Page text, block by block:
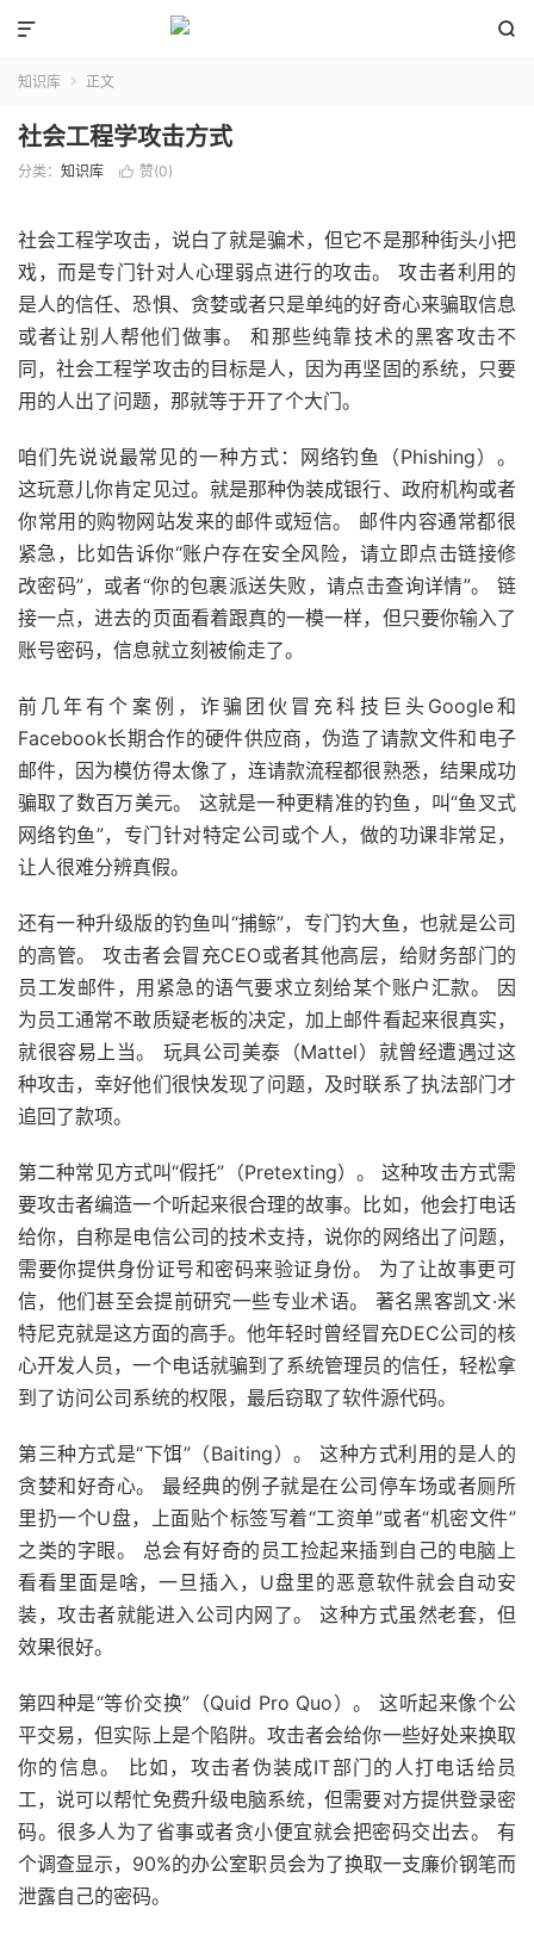


知识库  正文
社会工程学攻击方式
分类： 知识库  赞(0)
社会工程学攻击，说白了就是骗术，但它不是那种街头小把
戏，而是专门针对人心理弱点进行的攻击。 攻击者利用的
是人的信任、恐惧、贪婪或者只是单纯的好奇心来骗取信息
或者让别人帮他们做事。 和那些纯靠技术的黑客攻击不
同，社会工程学攻击的目标是人，因为再坚固的系统，只要
用的人出了问题，那就等于开了个大门。
咱们先说说最常见的一种方式：网络钓鱼（Phishing）。
这玩意儿你肯定见过。就是那种伪装成银行、政府机构或者
你常用的购物网站发来的邮件或短信。 邮件内容通常都很
紧急，比如告诉你“账户存在安全风险，请立即点击链接修
改密码”，或者“你的包裹派送失败，请点击查询详情”。 链
接一点，进去的页面看着跟真的一模一样，但只要你输入了
账号密码，信息就立刻被偷走了。
前几年有个案例，诈骗团伙冒充科技巨头Google和
Facebook长期合作的硬件供应商，伪造了请款文件和电子
邮件，因为模仿得太像了，连请款流程都很熟悉，结果成功
骗取了数百万美元。 这就是一种更精准的钓鱼，叫“鱼叉式
网络钓鱼”，专门针对特定公司或个人，做的功课非常足，
让人很难分辨真假。
还有一种升级版的钓鱼叫“捕鲸”，专门钓大鱼，也就是公司
的高管。 攻击者会冒充CEO或者其他高层，给财务部门的
员工发邮件，用紧急的语气要求立刻给某个账户汇款。 因
为员工通常不敢质疑老板的决定，加上邮件看起来很真实，
就很容易上当。 玩具公司美泰（Mattel）就曾经遭遇过这
种攻击，幸好他们很快发现了问题，及时联系了执法部门才
追回了款项。
第二种常见方式叫“假托”（Pretexting）。 这种攻击方式需
要攻击者编造一个听起来很合理的故事。比如，他会打电话
给你，自称是电信公司的技术支持，说你的网络出了问题，
需要你提供身份证号和密码来验证身份。 为了让故事更可
信，他们甚至会提前研究一些专业术语。 著名黑客凯文·米
特尼克就是这方面的高手。他年轻时曾经冒充DEC公司的核
心开发人员，一个电话就骗到了系统管理员的信任，轻松拿
到了访问公司系统的权限，最后窃取了软件源代码。
第三种方式是“下饵”（Baiting）。 这种方式利用的是人的
贪婪和好奇心。 最经典的例子就是在公司停车场或者厕所
里扔一个U盘，上面贴个标签写着“工资单”或者“机密文件”
之类的字眼。 总会有好奇的员工捡起来插到自己的电脑上
看看里面是啥，一旦插入，U盘里的恶意软件就会自动安
装，攻击者就能进入公司内网了。 这种方式虽然老套，但
效果很好。
第四种是“等价交换”（Quid Pro Quo）。 这听起来像个公
平交易，但实际上是个陷阱。攻击者会给你一些好处来换取
你的信息。 比如，攻击者伪装成IT部门的人打电话给员
工，说可以帮忙免费升级电脑系统，但需要对方提供登录密
码。很多人为了省事或者贪小便宜就会把密码交出去。 有
个调查显示，90%的办公室职员会为了换取一支廉价钢笔而
泄露自己的密码。